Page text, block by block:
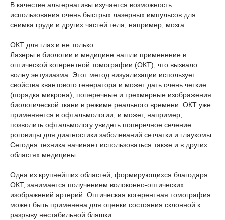
В качестве альтернативы изучается возможность
использования очень быстрых лазерных импульсов для
снимка груди и других частей тела, например, мозга.
ОКТ для глаз и не только
Лазеры в биологии и медицине нашли применение в
оптической когерентной томографии (ОКТ), что вызвало
волну энтузиазма. Этот метод визуализации использует
свойства квантового генератора и может дать очень четкие
(порядка микрона), поперечные и трехмерные изображения
биологической ткани в режиме реального времени. ОКТ уже
применяется в офтальмологии, и может, например,
позволить офтальмологу увидеть поперечное сечение
роговицы для диагностики заболеваний сетчатки и глаукомы.
Сегодня техника начинает использоваться также и в других
областях медицины.
Одна из крупнейших областей, формирующихся благодаря
ОКТ, занимается получением волоконно-оптических
изображений артерий. Оптическая когерентная томография
может быть применена для оценки состояния склонной к
разрыву нестабильной бляшки.